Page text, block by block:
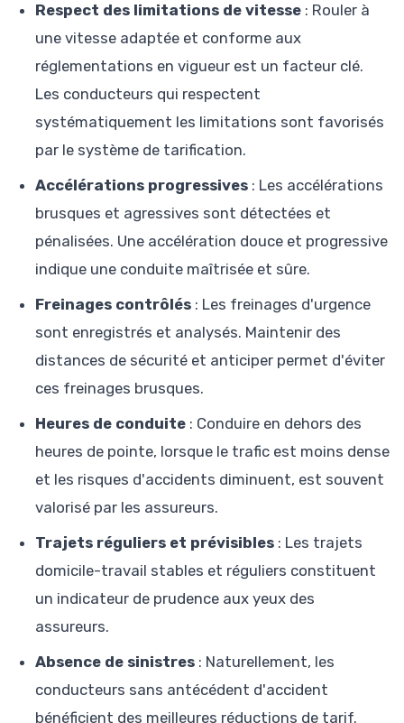
Respect des limitations de vitesse : Rouler à
une vitesse adaptée et conforme aux
réglementations en vigueur est un facteur clé.
Les conducteurs qui respectent
systématiquement les limitations sont favorisés
par le système de tarification.
Accélérations progressives : Les accélérations
brusques et agressives sont détectées et
pénalisées. Une accélération douce et progressive
indique une conduite maîtrisée et sûre.
Freinages contrôlés : Les freinages d'urgence
sont enregistrés et analysés. Maintenir des
distances de sécurité et anticiper permet d'éviter
ces freinages brusques.
Heures de conduite : Conduire en dehors des
heures de pointe, lorsque le trafic est moins dense
et les risques d'accidents diminuent, est souvent
valorisé par les assureurs.
Trajets réguliers et prévisibles : Les trajets
domicile-travail stables et réguliers constituent
un indicateur de prudence aux yeux des
assureurs.
Absence de sinistres : Naturellement, les
conducteurs sans antécédent d'accident
bénéficient des meilleures réductions de tarif.